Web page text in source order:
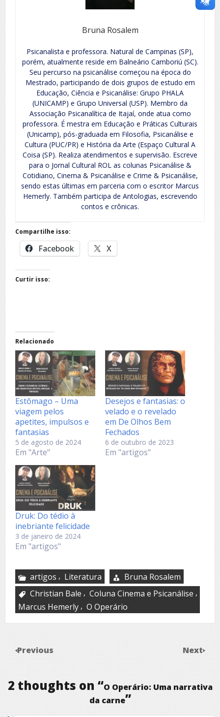
Bruna Rosalem
Psicanalista e professora. Natural de Campinas (SP),
porém, atualmente reside em Balneário Camboriú (SC).
Seu percurso na psicanálise começou na época do
Mestrado, participando de dois grupos de estudo em
Educação, Ciência e Psicanálise: Grupo PHALA
(UNICAMP) e Grupo Universal (USP). Membro da
Associação Psicanalítica de Itajaí, onde atua como
professora. É mestra em Educação e Práticas Culturais
(Unicamp), pós-graduada em Filosofia, Psicanálise e
Cultura (PUC/PR) e História da Arte (Espaço Cultural A
Coisa (SP). Realiza atendimentos e supervisão. Escreve
para o Jornal Cultural ROL as colunas Psicanálise &
Cotidiano, Cinema & Psicanálise e Crime & Psicanálise,
sendo estas últimas em parceria com o escritor Marcus
Hemerly. Também participa de Antologias, escrevendo
contos e crônicas.
Compartilhe isso:
Facebook X
Curtir isso:
Relacionado
Estômago – Uma
viagem pelos
apetites, impulsos e
fantasias
5 de agosto de 2024
Em "Arte"
Desejos e fantasias: o
velado e o revelado
em De Olhos Bem
Fechados
6 de outubro de 2023
Em "artigos"
Druk: Do tédio à
inebriante felicidade
3 de janeiro de 2024
Em "artigos"
artigos , Literatura
Bruna Rosalem
Christian Bale , Coluna Cinema e Psicanálise ,
Marcus Hemerly , O Operário
Previous Next
2 thoughts on “O Operário: Uma narrativa
da carne”